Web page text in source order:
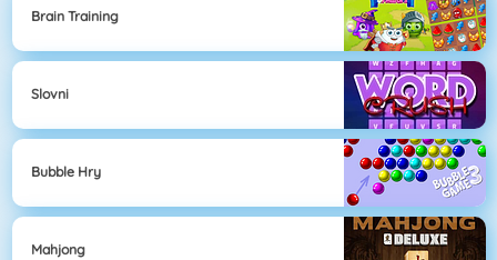
Brain Training
Slovni
Bubble Hry
Mahjong